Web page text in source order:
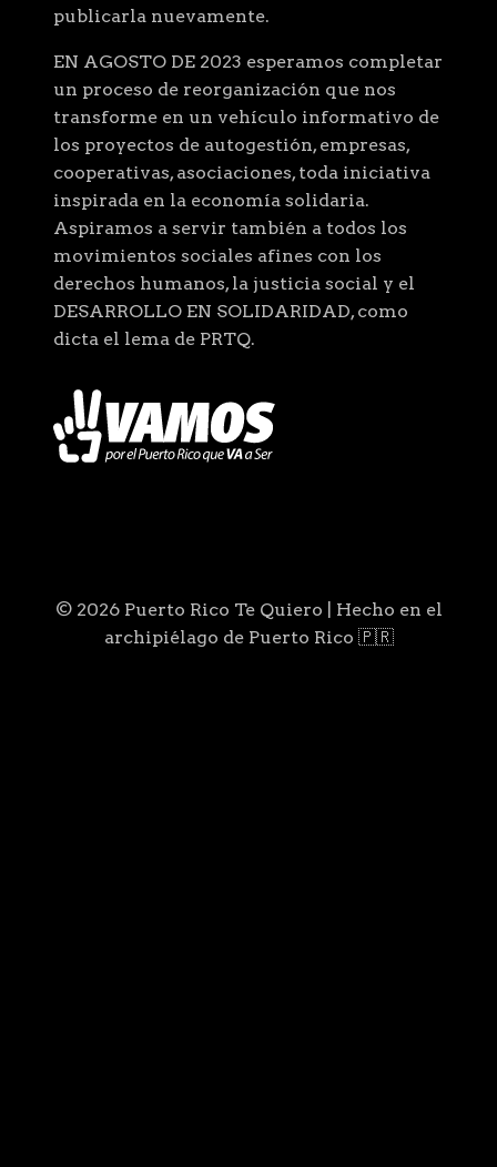
publicarla nuevamente.
EN AGOSTO DE 2023 esperamos completar
un proceso de reorganización que nos
transforme en un vehículo informativo de
los proyectos de autogestión, empresas,
cooperativas, asociaciones, toda iniciativa
inspirada en la economía solidaria.
Aspiramos a servir también a todos los
movimientos sociales afines con los
derechos humanos, la justicia social y el
DESARROLLO EN SOLIDARIDAD, como
dicta el lema de PRTQ.
© 2026 Puerto Rico Te Quiero | Hecho en el
archipiélago de Puerto Rico 🇵🇷